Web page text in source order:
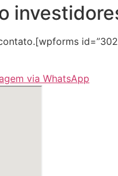
via WhatsApp